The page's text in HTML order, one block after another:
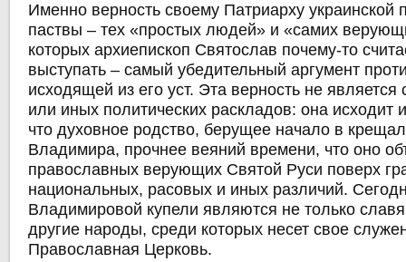
Именно верность своему Патриарху украинской
паствы – тех «простых людей» и «самих
которых архиепископ Святослав почему-то
выступать – самый убедительный аргумент
исходящей из его уст. Эта верность не является
или иных политических раскладов: она исходит
что духовное родство, берущее начало в
Владимира, прочнее веяний времени, что оно
православных верующих Святой Руси поверх
национальных, расовых и иных различий.
Владимировой купели являются не только
другие народы, среди которых несет свое
Православная Церковь.